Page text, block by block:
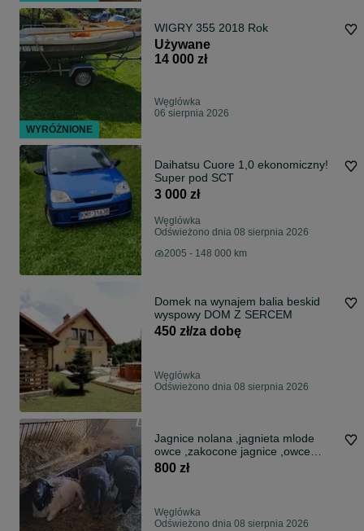
WIGRY 355 2018 Rok
Używane
14 000 zł
Węglówka
06 sierpnia 2026
Daihatsu Cuore 1,0 ekonomiczny!
Super pod SCT
3 000 zł
Węglówka
Odświeżono dnia 08 sierpnia 2026
2005 - 148 000 km
Domek na wynajem balia beskid
wyspowy DOM Z SERCEM
450 zł/za dobę
Węglówka
Odświeżono dnia 08 sierpnia 2026
Jagnice nolana ,jagnieta mlode
owce ,zakocone jagnice ,owce
nolana
800 zł
Węglówka
Odświeżono dnia 08 sierpnia 2026
WYRÓŻNIONE